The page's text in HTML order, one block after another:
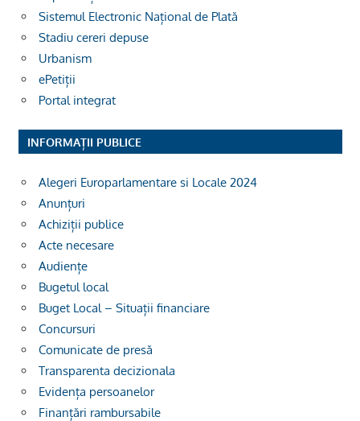
Sistemul Electronic Național de Plată
Stadiu cereri depuse
Urbanism
ePetiții
Portal integrat
INFORMAȚII PUBLICE
Alegeri Europarlamentare si Locale 2024
Anunțuri
Achiziții publice
Acte necesare
Audiențe
Bugetul local
Buget Local – Situații financiare
Concursuri
Comunicate de presă
Transparenta decizionala
Evidența persoanelor
Finanțări rambursabile